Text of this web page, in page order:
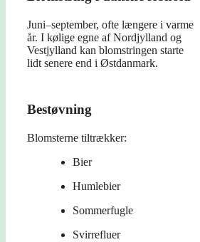
Juni–september, ofte længere i varme
år. I kølige egne af Nordjylland og
Vestjylland kan blomstringen starte
lidt senere end i Østdanmark.
Bestøvning
Blomsterne tiltrækker:
Bier
Humlebier
Sommerfugle
Svirrefluer